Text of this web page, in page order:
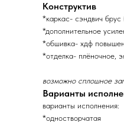
Конструктив
*каркас- сэндвич
*дополнительное
*обшивка- хдф
*отделка- плёночное,
возможно сплошное
Варианты
варианты исполнения:
*одностворчатая